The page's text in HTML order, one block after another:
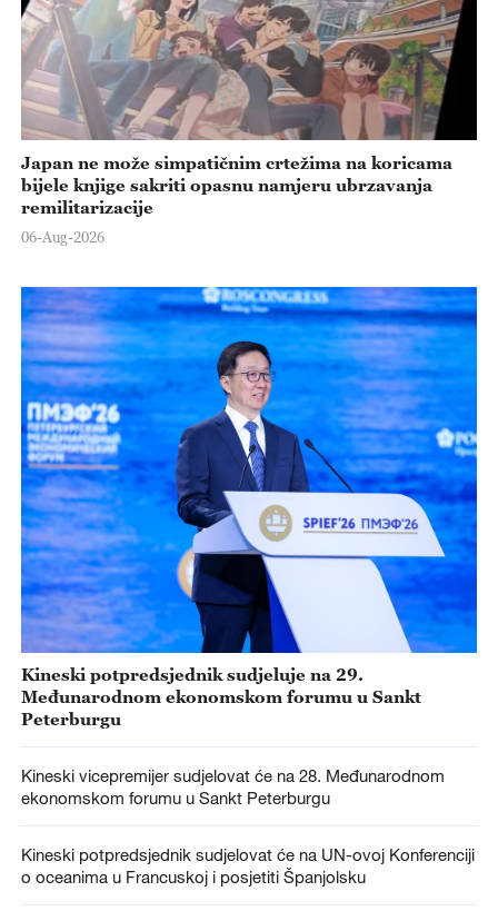
Japan ne može simpatičnim crtežima na koricama
bijele knjige sakriti opasnu namjeru ubrzavanja
remilitarizacije
06-Aug-2026
Kineski potpredsjednik sudjeluje na 29.
Međunarodnom ekonomskom forumu u Sankt
Peterburgu
Kineski vicepremijer sudjelovat će na 28. Međunarodnom
ekonomskom forumu u Sankt Peterburgu
Kineski potpredsjednik sudjelovat će na UN-ovoj Konferenciji
o oceanima u Francuskoj i posjetiti Španjolsku